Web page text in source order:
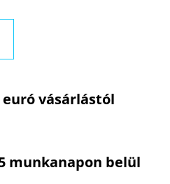
vásárlástól
munkanapon belül